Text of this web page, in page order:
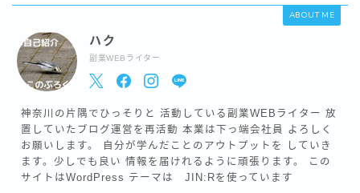
ABOUT ME
ハク
副業WEBライター
神奈川の片隅でひっそりと 活動している副業WEBライター 放
置していたブログ運営を再活動 本業は下っ端会社員 よろしく
お願いします。 自分が学んだことのアウトプットを していき
ます。少しでも良い 情報を届けれるように頑張ります。 この
サイトはWordPress テーマは JIN:Rを使っています